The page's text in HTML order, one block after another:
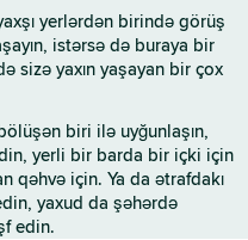
yerlərdən birində görüş
istərsə də buraya bir
sizə yaxın yaşayan bir çox
biri ilə uyğunlaşın,
yerli bir barda bir içki için
qəhvə için. Ya da ətrafdakı
yaxud da şəhərdə
edin.